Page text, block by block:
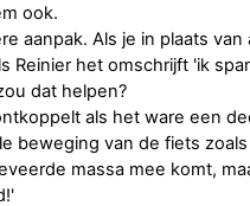
ook.
aanpak. Als je in plaats
Reinier het omschrijft 'ik
dat helpen?
als het ware een
beweging van de fiets
massa mee komt,